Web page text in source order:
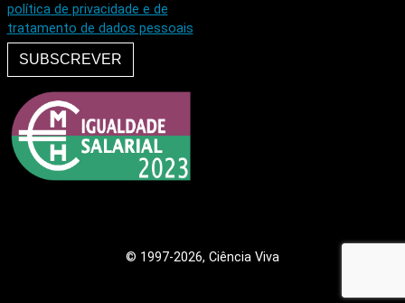
política de privacidade e de
tratamento de dados pessoais
SUBSCREVER
© 1997-2026, Ciência Viva